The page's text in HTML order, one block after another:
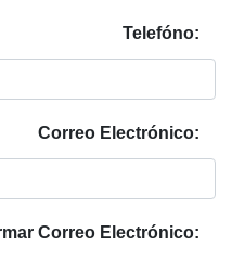
Telefóno:
Correo Electrónico:
Correo Electrónico: